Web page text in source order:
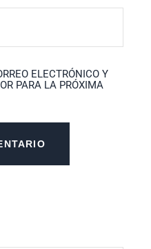
ELECTRÓNICO Y
PARA LA PRÓXIMA